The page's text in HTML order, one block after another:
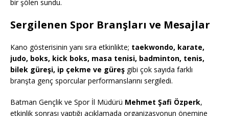
bir şölen sundu.
Sergilenen Spor Branşları ve Mesajlar
Kano gösterisinin yanı sıra etkinlikte; taekwondo, karate,
judo, boks, kick boks, masa tenisi, badminton, tenis,
bilek güreşi, ip çekme ve güreş gibi çok sayıda farklı
branşta genç sporcular performanslarını sergiledi.
Batman Gençlik ve Spor İl Müdürü Mehmet Şafi Özperk,
etkinlik sonrası yaptığı açıklamada organizasyonun önemine